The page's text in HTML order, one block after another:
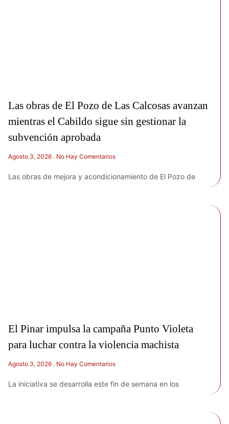
Las obras de El Pozo de Las Calcosas avanzan
mientras el Cabildo sigue sin gestionar la
subvención aprobada
Agosto 3, 2026 No Hay Comentarios
Las obras de mejora y acondicionamiento de El Pozo de
El Pinar impulsa la campaña Punto Violeta
para luchar contra la violencia machista
Agosto 3, 2026 No Hay Comentarios
La iniciativa se desarrolla este fin de semana en los